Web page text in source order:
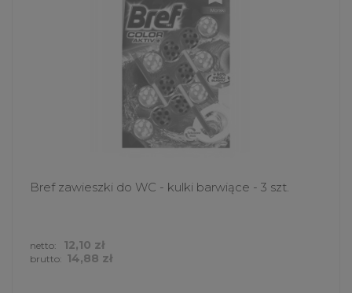
Bref zawieszki do WC - kulki barwiące - 3 szt.
brutto: 14,88 zł
netto: 12,10 zł